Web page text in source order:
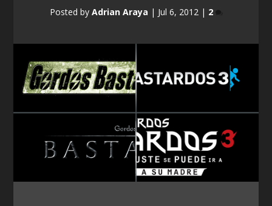
Posted by Adrian Araya | Jul 6, 2012| 2